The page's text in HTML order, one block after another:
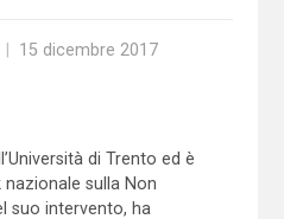
15 dicembre 2017
di Trento ed è
sulla Non
suo intervento, ha